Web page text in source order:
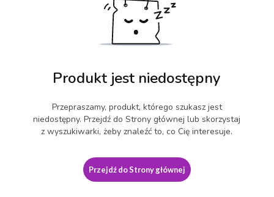
Produkt jest niedostępny
Przepraszamy, produkt, którego szukasz jest
niedostępny. Przejdź do Strony głównej lub skorzystaj
z wyszukiwarki, żeby znaleźć to, co Cię interesuje.
Przejdź do Strony głównej